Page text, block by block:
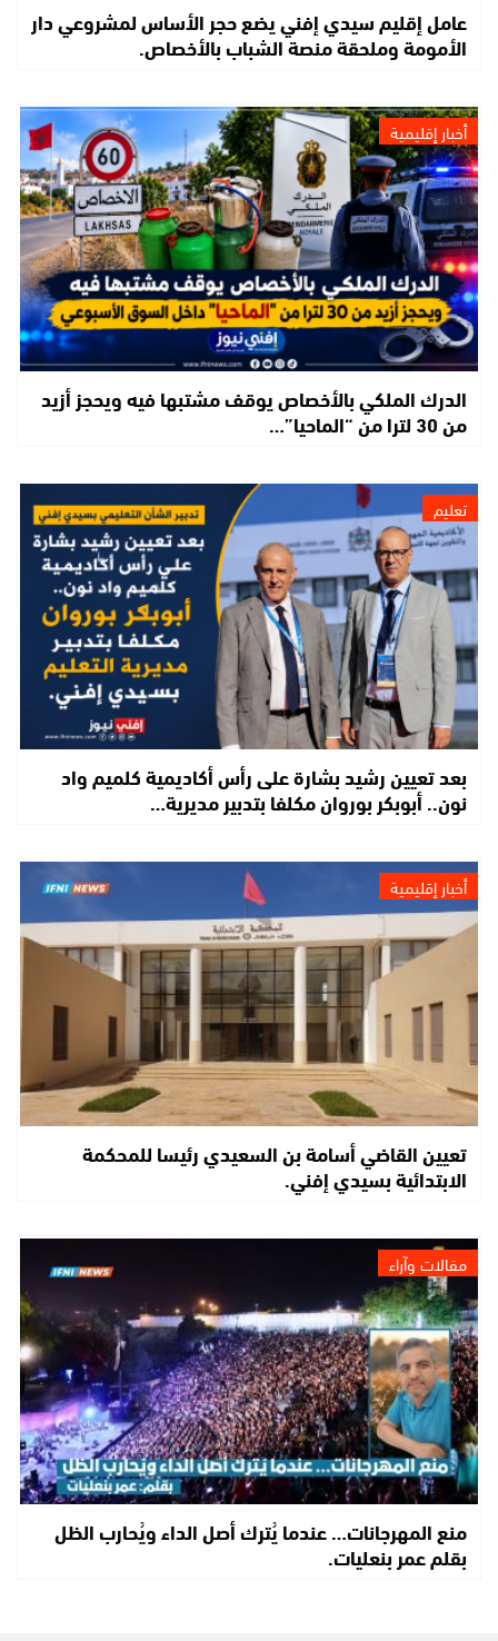
عامل إقليم سيدي إفني يضع حجر الأساس لمشروعي دار
الأمومة وملحقة منصة الشباب بالأخصاص.
أخبار إقليمية
الدرك الملكي بالأخصاص يوقف مشتبها فيه ويحجز أزيد
من 30 لترا من “الماحيا”…
تعليم
بعد تعيين رشيد بشارة على رأس أكاديمية كلميم واد
نون.. أبوبكر بوروان مكلفا بتدبير مديرية…
أخبار إقليمية
تعيين القاضي أسامة بن السعيدي رئيسا للمحكمة
الابتدائية بسيدي إفني.
مقالات وآراء
منع المهرجانات… عندما يُترك أصل الداء ويُحارب الظل
بقلم عمر بنعليات.